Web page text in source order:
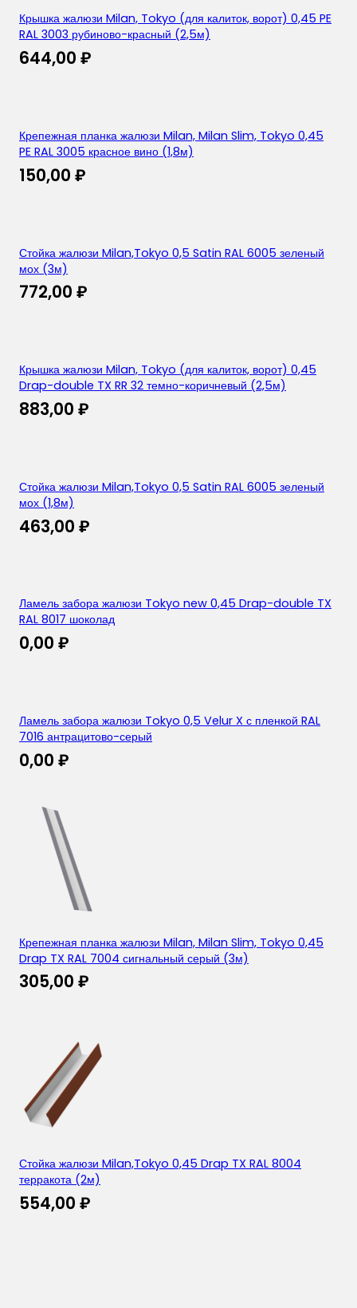
Крышка жалюзи Milan, Tokyo (для калиток, ворот) 0,45 PE
RAL 3003 рубиново-красный (2,5м)
644,00 ₽
Крепежная планка жалюзи Milan, Milan Slim, Tokyo 0,45
PE RAL 3005 красное вино (1,8м)
150,00 ₽
Стойка жалюзи Milan,Tokyo 0,5 Satin RAL 6005 зеленый
мох (3м)
772,00 ₽
Крышка жалюзи Milan, Tokyo (для калиток, ворот) 0,45
Drap-double TX RR 32 темно-коричневый (2,5м)
883,00 ₽
Стойка жалюзи Milan,Tokyo 0,5 Satin RAL 6005 зеленый
мох (1,8м)
463,00 ₽
Ламель забора жалюзи Tokyo new 0,45 Drap-double TX
RAL 8017 шоколад
0,00 ₽
Ламель забора жалюзи Tokyo 0,5 Velur X с пленкой RAL
7016 антрацитово-серый
0,00 ₽
Крепежная планка жалюзи Milan, Milan Slim, Tokyo 0,45
Drap TX RAL 7004 сигнальный серый (3м)
305,00 ₽
Стойка жалюзи Milan,Tokyo 0,45 Drap TX RAL 8004
терракота (2м)
554,00 ₽